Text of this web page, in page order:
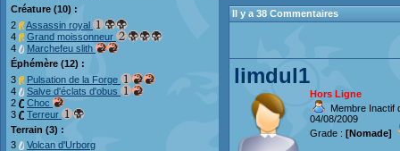
Créature (10) :
2
Assassin royal
4
Grand moissonneur
4
Marchefeu slith
Éphémère (12) :
3
Pulsation de la Forge
4
Salve d'éclats d'obus
2
Choc
3
Terreur
Terrain (3) :
3
Volcan d'Urborg
Il y a 38 Commentaires
limdul1
Hors Ligne
Membre Inactif
04/08/2009
Grade : [Nomade]